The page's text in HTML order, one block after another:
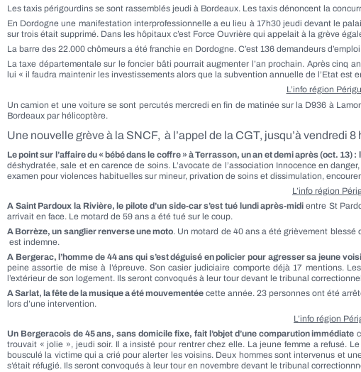
Les taxis périgourdins se sont rassemblés jeudi à Bordeaux. Les taxis dénoncent la
En Dordogne une manifestation interprofessionnelle a eu lieu à 17h30 jeudi devant le
sur trois était supprimé. Dans les hôpitaux c’est Force Ouvrière qui appelait à la grève
La barre des 22.000 chômeurs a été franchie en Dordogne. C’est 136 demandeurs
La taxe départementale sur le foncier bâti pourrait augmenter l’an prochain. Après cinq
lui « il faudra maintenir les investissements alors que la subvention annuelle de l’Etat est
L’info région
Un camion et une voiture se sont percutés mercredi en fin de matinée sur la D936 à
Bordeaux par hélicoptère.
Une nouvelle grève à la SNCF, à l’appel de la CGT, jusqu’à vendredi
Le point sur l’affaire du « bébé dans le coffre » à Terrasson, un an et demi après (oct. 13)
déshydratée, sale et en carence de soins. L’avocate de l’association Innocence en
examen pour violences habituelles sur mineur, privation de soins et dissimulation,
L’info région
A Saint Pardoux la Rivière, le pilote d’un side-car s’est tué lundi après-midientre St
arrivait en face. Le motard de 59 ans a été tué sur le coup.
A Borrèze, un sanglier renverse une moto. Un motard de 40 ans a été grièvement
est indemne.
A Bergerac, l’homme de 44 ans qui s’est déguisé en policier pour agresser sa jeune
peine assortie de mise à l’épreuve. Son casier judiciaire comporte déjà 17 mentions.
l’extérieur de son logement. Ils seront convoqués à leur tour devant le tribunal
A Sarlat, la fête de la musique a été mouvementée cette année. 23 personnes ont été
lors d’une intervention.
L’info région
Un Bergeracois de 45 ans, sans domicile fixe, fait l’objet d’une comparution immédiate
trouvait « jolie », jeudi soir. Il a insisté pour rentrer chez elle. La jeune femme a refusé.
bousculé la victime qui a crié pour alerter les voisins. Deux hommes sont intervenus et
s’était réfugié. Ils seront convoqués à leur tour en novembre devant le tribunal